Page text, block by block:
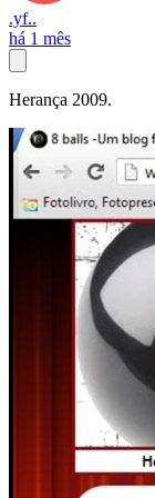
.yf..
há 1 mês
Herança 2009.